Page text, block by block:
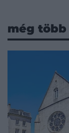
még